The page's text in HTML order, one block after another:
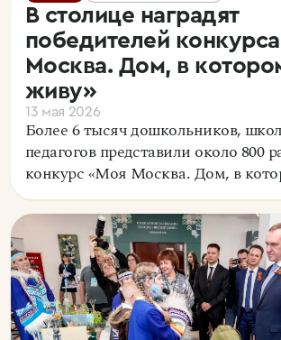
В столице наградят
победителей
Москва. Дом, в
живу»
13 мая 2026
Более 6 тысяч дошкольников,
педагогов представили около 800
конкурс «Моя Москва. Дом, в
Авторы лучших проектов,
поучаствуют в выставке 25 мая в
Государственном музее А. С.